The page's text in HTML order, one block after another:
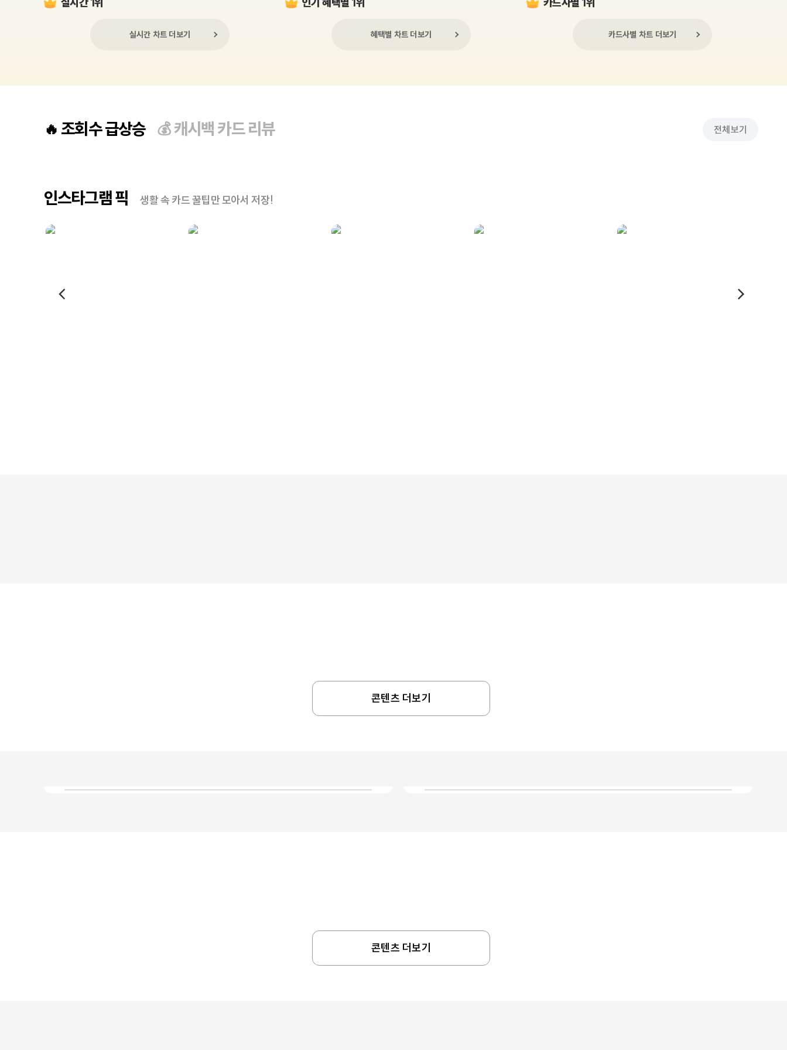
실시간 차트 더보기 혜택별 차트 더보기 카드사별 차트 더보기
🔥 조회수 급상승 💰캐시백 카드 리뷰 전체보기
인스타그램 픽 생활 속 카드 꿀팁만 모아서 저장!
콘텐츠 더보기
콘텐츠 더보기